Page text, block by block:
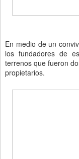
En medio de un
los fundadores de
terrenos que fueron
propietarios.